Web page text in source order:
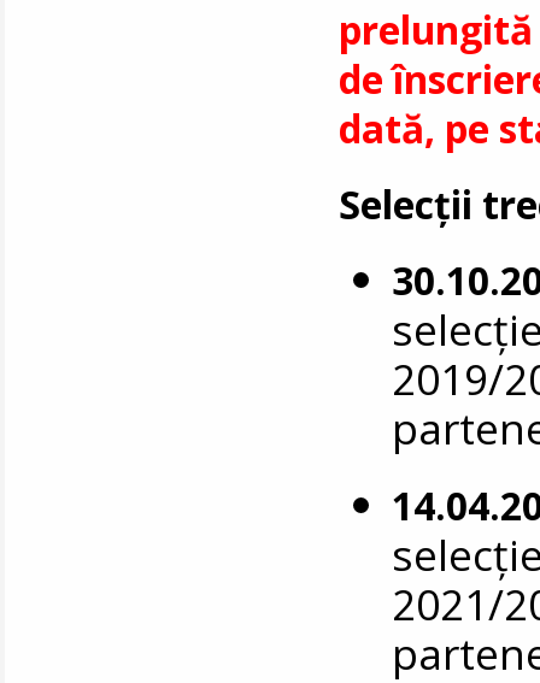
prelungită
de
dată, pe
Selecții
2019/
2021/